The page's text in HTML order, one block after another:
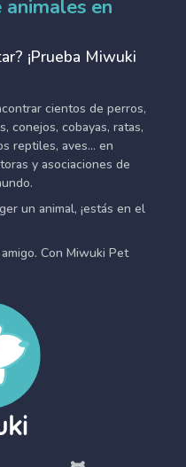
en
¡Prueba Miwuki
cientos de perros,
conejos, cobayas, ratas,
reptiles, aves... en
y asociaciones de
un animal, ¡estás en el
Con Miwuki Pet